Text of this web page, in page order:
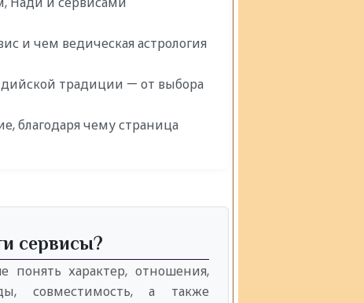
и чем ведическая астрология
традиции — от выбора
благодаря чему страница
сервисы?
понять характер, отношения,
совместимость, а также